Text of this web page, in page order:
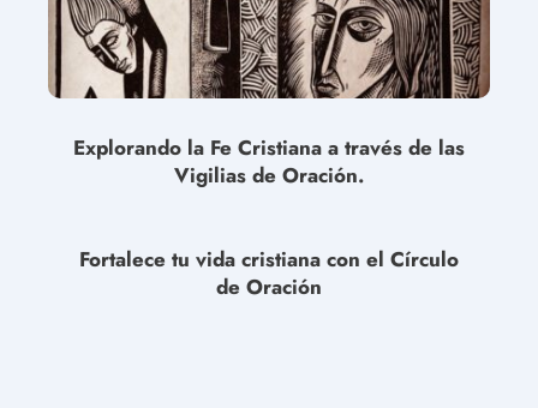
Explorando la Fe Cristiana a través de las
Vigilias de Oración.
Fortalece tu vida cristiana con el Círculo
de Oración